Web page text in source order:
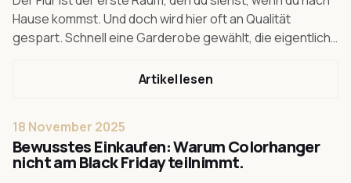
Hause kommst. Und doch wird hier oft an Qualität
gespart. Schnell eine Garderobe gewählt, die eigentlich
Artikel lesen
18 November 2025
Bewusstes Einkaufen: Warum Colorhanger
nicht am Black Friday teilnimmt.